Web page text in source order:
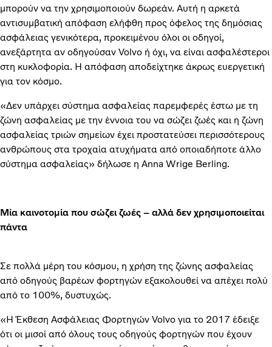
μπορούν να την χρησιμοποιούν δωρεάν. Αυτή η αρκετά
αντισυμβατική απόφαση ελήφθη προς όφελος της δημόσιας
ασφάλειας γενικότερα, προκειμένου όλοι οι οδηγοί,
ανεξάρτητα αν οδηγούσαν Volvo ή όχι, να είναι ασφαλέστεροι
στη κυκλοφορία. Η απόφαση αποδείχτηκε άκρως ευεργετική
για τον κόσμο.
«Δεν υπάρχει σύστημα ασφαλείας παρεμφερές έστω με τη
ζώνη ασφαλείας με την έννοια του να σώζει ζωές και η ζώνη
ασφαλείας τριών σημείων έχει προστατεύσει περισσότερους
ανθρώπους στα τροχαία ατυχήματα από οποιαδήποτε άλλο
σύστημα ασφαλείας» δήλωσε η Anna Wrige Berling.
Μία καινοτομία που σώζει ζωές – αλλά δεν χρησιμοποιείται
πάντα
Σε πολλά μέρη του κόσμου, η χρήση της ζώνης ασφαλείας
από οδηγούς βαρέων φορτηγών εξακολουθεί να απέχει πολύ
από το 100%, δυστυχώς.
«Η Έκθεση Ασφάλειας Φορτηγών Volvo για το 2017 έδειξε
ότι οι μισοί από όλους τους οδηγούς φορτηγών που έχουν